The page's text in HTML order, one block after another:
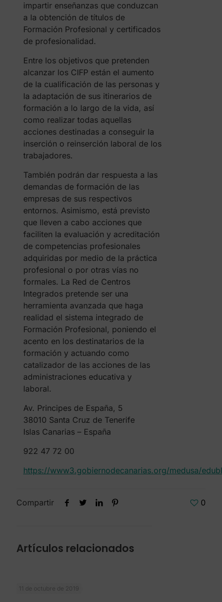
impartir enseñanzas que conduzcan
a la obtención de títulos de
Formación Profesional y certificados
de profesionalidad.
Entre los objetivos que pretenden
alcanzar los CIFP están el aumento
de la cualificación de las personas y
la adaptación de sus itinerarios de
formación a lo largo de la vida, así
como realizar todas aquellas
acciones destinadas a conseguir la
inserción o reinserción laboral de los
trabajadores.
También podrán dar respuesta a las
demandas de formación de las
empresas de sus respectivos
entornos. Asimismo, está previsto
que lleven a cabo acciones que
faciliten la evaluación y acreditación
de competencias profesionales
adquiridas por medio de la práctica
profesional o por otras vías no
formales. La Red de Centros
Integrados pretende ser una
herramienta avanzada que haga
realidad el sistema integrado de
Formación Profesional, poniendo el
acento en los destinatarios de la
formación y actuando como
catalizador de las acciones de las
administraciones educativa y
laboral.
Av. Principes de España, 5
38010 Santa Cruz de Tenerife
Islas Canarias – España
922 47 72 00
https://www3.gobiernodecanarias.org/medusa/
Compartir 0
Artículos relacionados
11 de octubre de 2019